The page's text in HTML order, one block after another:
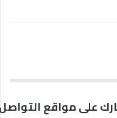
على مواقع